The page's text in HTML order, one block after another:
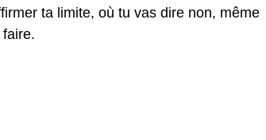
ta limite, où tu vas dire non, même